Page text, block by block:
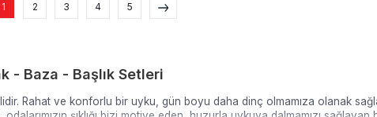
1 2 3 4 5
- Baza - Başlık Setleri
Rahat ve konforlu bir uyku, gün boyu daha dinç olmamıza olanak